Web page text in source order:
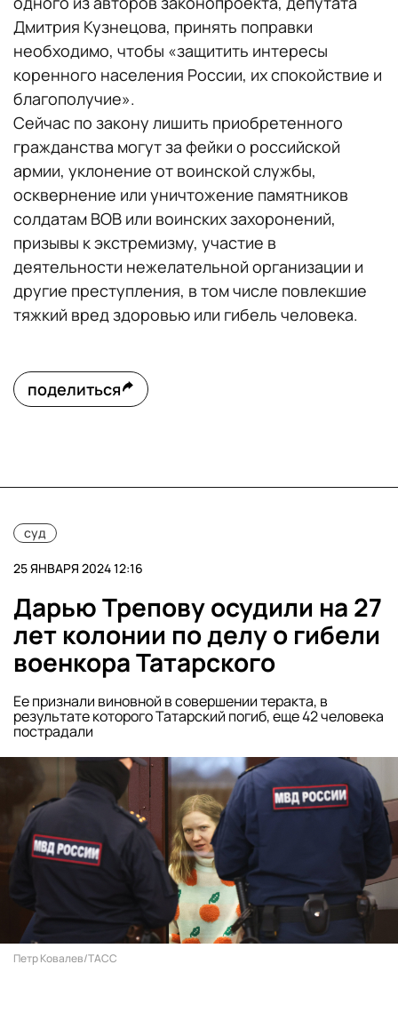
Дмитрия Кузнецова, принять поправки
необходимо, чтобы «защитить интересы
коренного населения России, их спокойствие и
благополучие».
Сейчас по закону лишить приобретенного
гражданства могут за фейки о российской
армии, уклонение от воинской службы,
осквернение или уничтожение памятников
солдатам ВОВ или воинских захоронений,
призывы к экстремизму, участие в
деятельности нежелательной организации и
другие преступления, в том числе повлекшие
тяжкий вред здоровью или гибель человека.
поделиться
суд
25 ЯНВАРЯ 2024 12:16
Дарью Трепову осудили на 27
лет колонии по делу о гибели
военкора Татарского
Ее признали виновной в совершении теракта, в
результате которого Татарский погиб, еще 42 человека
пострадали
Петр Ковалев/ТАСС